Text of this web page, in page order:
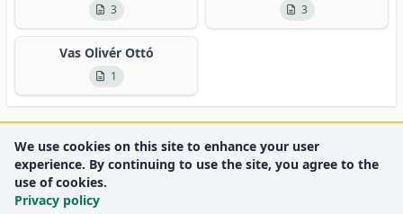
3 3
Vas Olivér Ottó
1
We use cookies on this site to enhance your user
experience. By continuing to use the site, you agree to the
use of cookies.
Privacy policy